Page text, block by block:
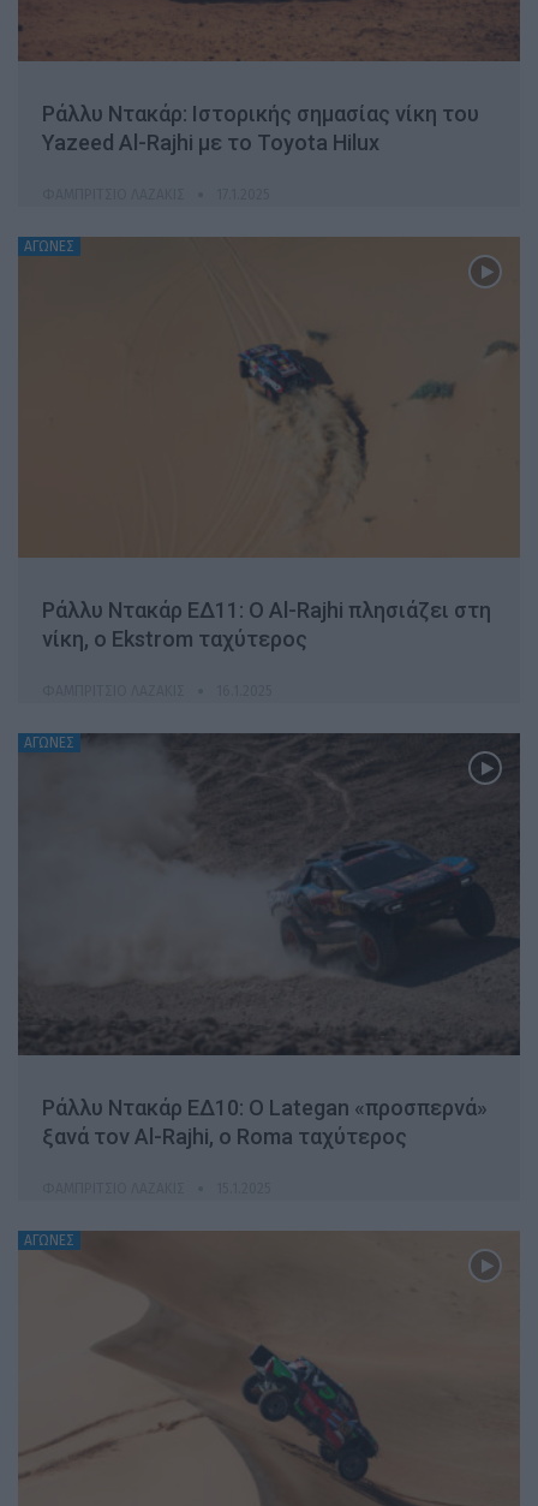
Ράλλυ Ντακάρ: Ιστορικής σημασίας νίκη του
Yazeed Al-Rajhi με το Toyota Hilux
ΑΓΩΝΕΣ
Ράλλυ Ντακάρ ΕΔ11: O Al-Rajhi πλησιάζει στη
νίκη, ο Ekstrom ταχύτερος
ΑΓΩΝΕΣ
Ράλλυ Ντακάρ ΕΔ10: O Lategan «προσπερνά»
ξανά τον Al-Rajhi, o Roma ταχύτερος
ΑΓΩΝΕΣ